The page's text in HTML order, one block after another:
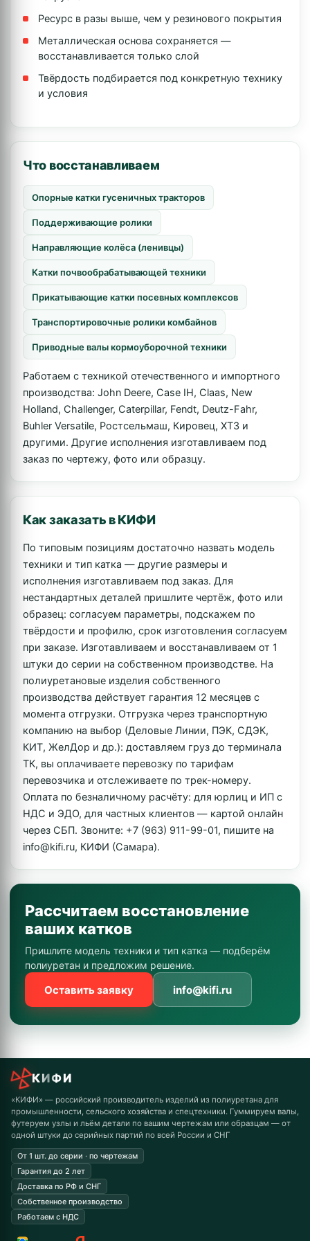
Ресурс в разы выше, чем у резинового покрытия
Металлическая основа сохраняется —
восстанавливается только слой
Твёрдость подбирается под конкретную технику
и условия
Что восстанавливаем
Опорные катки гусеничных тракторов
Поддерживающие ролики
Направляющие колёса (ленивцы)
Катки почвообрабатывающей техники
Прикатывающие катки посевных комплексов
Транспортировочные ролики комбайнов
Приводные валы кормоуборочной техники
Работаем с техникой отечественного и импортного
производства: John Deere, Case IH, Claas, New
Holland, Challenger, Caterpillar, Fendt, Deutz-Fahr,
Buhler Versatile, Ростсельмаш, Кировец, ХТЗ и
другими. Другие исполнения изготавливаем под
заказ по чертежу, фото или образцу.
Как заказать в КИФИ
По типовым позициям достаточно назвать модель
техники и тип катка — другие размеры и
исполнения изготавливаем под заказ. Для
нестандартных деталей пришлите чертёж, фото или
образец: согласуем параметры, подскажем по
твёрдости и профилю, срок изготовления согласуем
при заказе. Изготавливаем и восстанавливаем от 1
штуки до серии на собственном производстве. На
полиуретановые изделия собственного
производства действует гарантия 12 месяцев с
момента отгрузки. Отгрузка через транспортную
компанию на выбор (Деловые Линии, ПЭК, СДЭК,
КИТ, ЖелДор и др.): доставляем груз до терминала
ТК, вы оплачиваете перевозку по тарифам
перевозчика и отслеживаете по трек-номеру.
Оплата по безналичному расчёту: для юрлиц и ИП с
НДС и ЭДО, для частных клиентов — картой онлайн
через СБП. Звоните: +7 (963) 911-99-01, пишите на
info@kifi.ru, КИФИ (Самара).
Рассчитаем восстановление
ваших катков
Пришлите модель техники и тип катка — подберём
полиуретан и предложим решение.
Оставить заявку info@kifi.ru
КИФИ
«КИФИ» — российский производитель изделий из полиуретана для
промышленности, сельского хозяйства и спецтехники. Гуммируем валы,
футеруем узлы и льём детали по вашим чертежам или образцам — от
одной штуки до серийных партий по всей России и СНГ
От 1 шт. до серии · по чертежам
Гарантия до 2 лет
Доставка по РФ и СНГ
Собственное производство
Работаем с НДС